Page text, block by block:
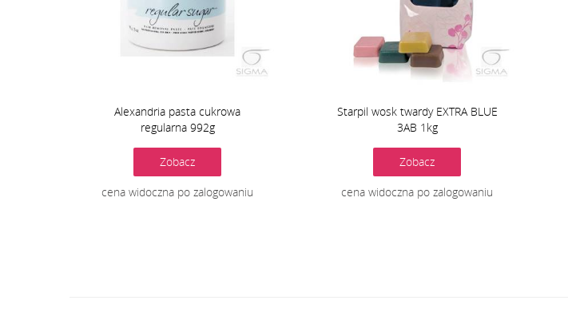
Alexandria pasta cukrowa
regularna 992g
Zobacz
cena widoczna po zalogowaniu
Starpil wosk twardy EXTRA BLUE
3AB 1kg
Zobacz
cena widoczna po zalogowaniu